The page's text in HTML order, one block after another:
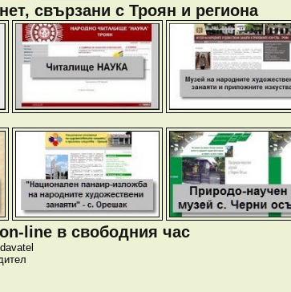
свързани с Троян и региона
line в свободния час